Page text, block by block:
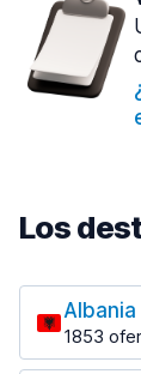
Los
Albania
1853
Los